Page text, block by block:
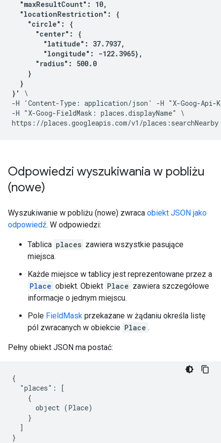
  "maxResultCount": 10,
  "locationRestriction": {
    "circle": {
      "center": {
        "latitude": 37.7937,
        "longitude": -122.3965},
      "radius": 500.0
    }
  }
}'
\
-H 'Content-Type: application/json' -H "X-Goog-Api-
-H "X-Goog-FieldMask: places.displayName" \
Odpowiedzi wyszukiwania w pobliżu
(nowe)
Wyszukiwanie w pobliżu (nowe) zwraca obiekt JSON jako
odpowiedź. W odpowiedzi:
Tablica places zawiera wszystkie pasujące
miejsca.
Każde miejsce w tablicy jest reprezentowane przez a
Place obiekt. Obiekt Place zawiera szczegółowe
informacje o jednym miejscu.
Pole FieldMask przekazane w żądaniu określa listę
pól zwracanych w obiekcie Place .
Pełny obiekt JSON ma postać:
{
  "places": [
    {
      object (Place)
    }
  ]
}